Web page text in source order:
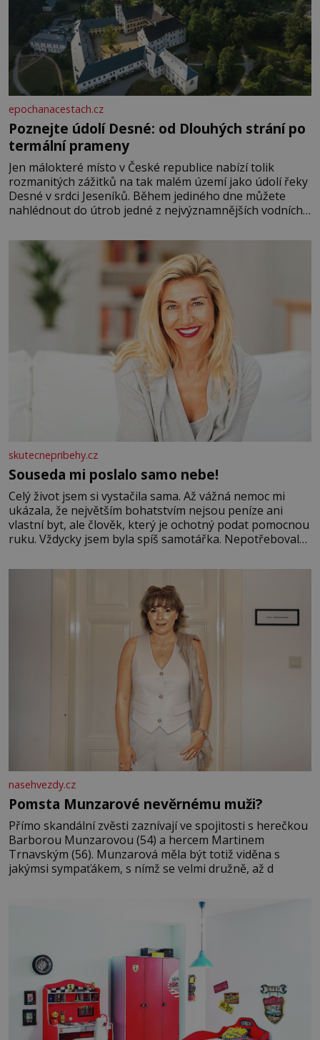
epochanacestach.cz
Poznejte údolí Desné: od Dlouhých strání po
termální prameny
Jen málokteré místo v České republice nabízí tolik
rozmanitých zážitků na tak malém území jako údolí řeky
Desné v srdci Jeseníků. Během jediného dne můžete
nahlédnout do útrob jedné z nejvýznamnějších vodních
se na koloběžce a den zakončit poznáváním památek ve
Velkých Losinách nebo v termálním
skutecnepribehy.cz
Souseda mi poslalo samo nebe!
Celý život jsem si vystačila sama. Až vážná nemoc mi
ukázala, že největším bohatstvím nejsou peníze ani
vlastní byt, ale člověk, který je ochotný podat pomocnou
ruku. Vždycky jsem byla spíš samotářka. Nepotřebovala
mi knihy, práce a hlavně klid. Hned po studiích jsem
nasehvezdy.cz
Pomsta Munzarové nevěrnému muži?
Přímo skandální zvěsti zaznívají ve spojitosti s herečkou
Barborou Munzarovou (54) a hercem Martinem
Trnavským (56). Munzarová měla být totiž viděna s
jakýmsi sympaťákem, s nímž se velmi družně, až d